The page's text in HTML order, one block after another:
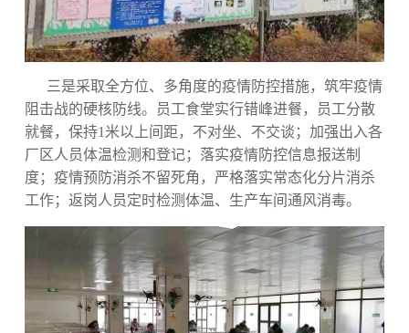
三是采取全方位、多角度的疫情防控措施，筑牢疫情
阻击战的硬核防线。员工食堂实行错峰进餐，员工分散
就餐，保持1米以上间距，不对坐、不交谈；加强出入各
厂区人员体温检测和登记；落实疫情防控信息报送制
度；疫情预防消杀不留死角，严格落实常态化分片消杀
工作；返岗人员定时检测体温、生产车间通风消毒。